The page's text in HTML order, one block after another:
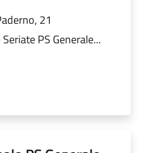
21
PS Generale...